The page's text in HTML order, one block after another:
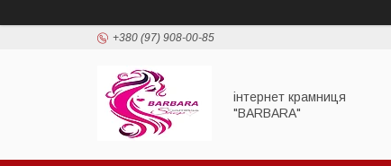
+380 (97) 908-00-85
інтернет крамниця
"BARBARA"